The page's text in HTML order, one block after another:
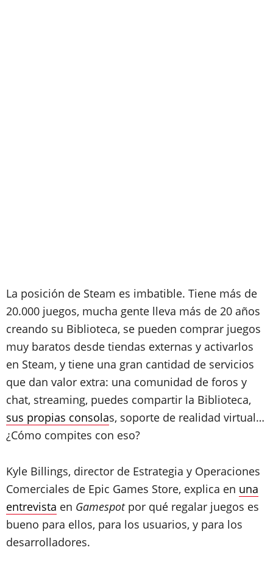
La posición de Steam es imbatible. Tiene más de
20.000 juegos, mucha gente lleva más de 20 años
creando su Biblioteca, se pueden comprar juegos
muy baratos desde tiendas externas y activarlos
en Steam, y tiene una gran cantidad de servicios
que dan valor extra: una comunidad de foros y
chat, streaming, puedes compartir la Biblioteca,
sus propias consolas, soporte de realidad virtual…
¿Cómo compites con eso?
Kyle Billings, director de Estrategia y Operaciones
Comerciales de Epic Games Store, explica en una
entrevista en Gamespotpor qué regalar juegos es
bueno para ellos, para los usuarios, y para los
desarrolladores.